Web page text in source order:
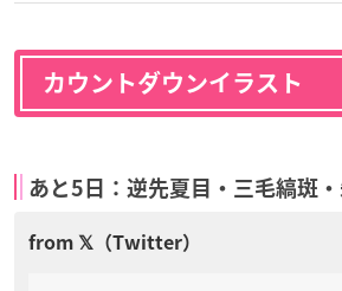
カウントダウンイラスト
あと5日：逆先夏目・三毛縞斑・